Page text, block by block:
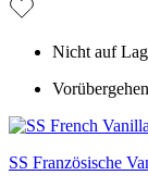
Nicht auf
SS Französische